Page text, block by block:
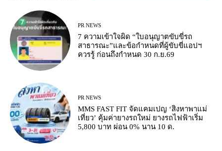
PR NEWS
7 ความเข้าใจผิด “ใบอนุญาตขับขี่รถ
สาธารณะ”และข้อกำหนดที่ผู้ขับขี่แอปฯ
ควรรู้ ก่อนถึงกำหนด 30 ก.ย.69
PR NEWS
MMS FAST FIT จัดแคมเปญ ‘สิงหาพาแม่
เที่ยว’ คุ้มค่ายางรถใหม่ ยางรถไฟฟ้าเริ่ม
5,800 บาท ผ่อน 0% นาน 10 ด.